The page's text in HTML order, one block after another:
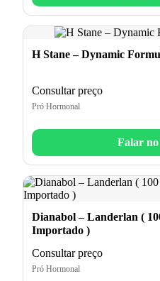
H Stane – Dynamic
Consultar preço
Pró Hormonal
Falar
Dianabol – Landerlan (
Importado )
Consultar preço
Pró Hormonal